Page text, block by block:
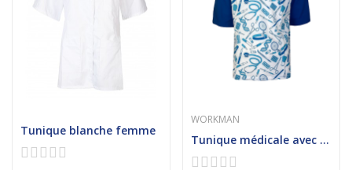
Tunique blanche femme
WORKMAN
Tunique médicale avec tissu imprimé